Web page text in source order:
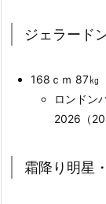
ジェラード
168ｃｍ 87㎏
ロンドン
2026（
霜降り明星